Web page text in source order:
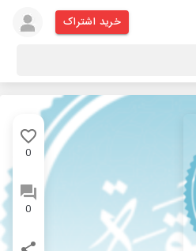
خرید اشتراک
0
0